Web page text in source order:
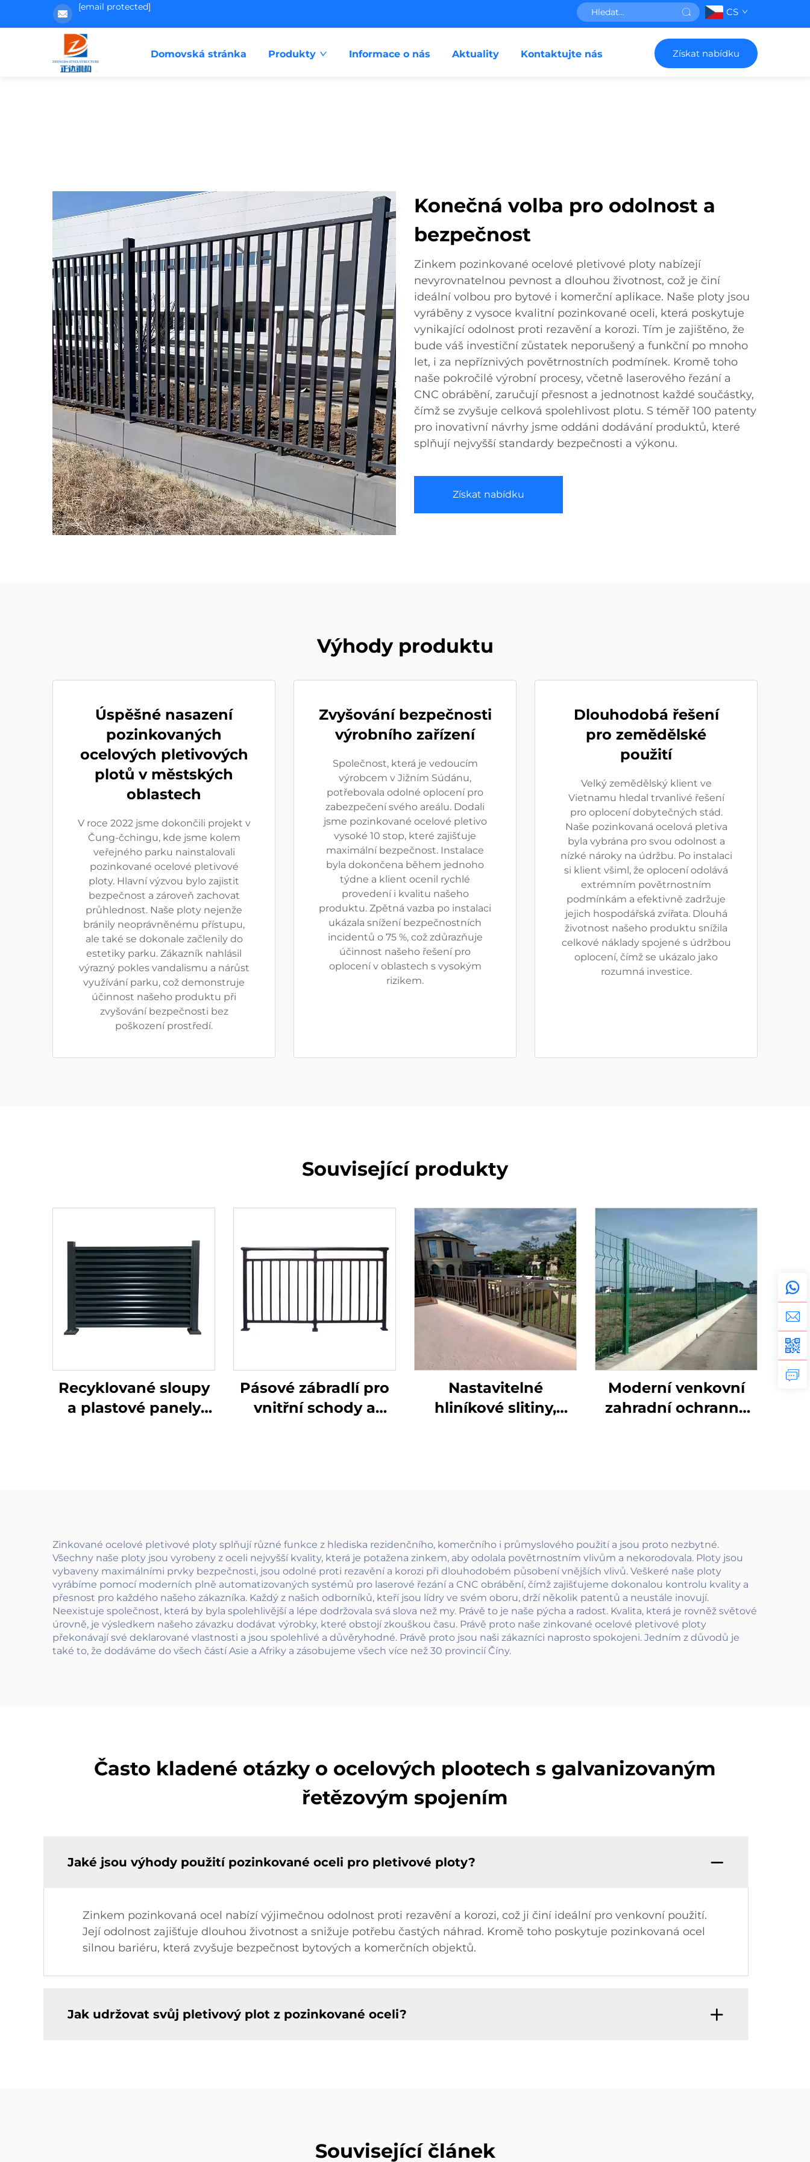
[email protected] CS
Domovská stránka Produkty Informace o nás Aktuality Kontaktujte nás Získat nabídku
Konečná volba pro odolnost a
bezpečnost
Zinkem pozinkované ocelové pletivové ploty nabízejí
nevyrovnatelnou pevnost a dlouhou životnost, což je činí
ideální volbou pro bytové i komerční aplikace. Naše ploty jsou
vyráběny z vysoce kvalitní pozinkované oceli, která poskytuje
vynikající odolnost proti rezavění a korozi. Tím je zajištěno, že
bude váš investiční zůstatek neporušený a funkční po mnoho
let, i za nepříznivých povětrnostních podmínek. Kromě toho
naše pokročilé výrobní procesy, včetně laserového řezání a
CNC obrábění, zaručují přesnost a jednotnost každé součástky,
čímž se zvyšuje celková spolehlivost plotu. S téměř 100 patenty
pro inovativní návrhy jsme oddáni dodávání produktů, které
splňují nejvyšší standardy bezpečnosti a výkonu.
Získat nabídku
Výhody produktu
Úspěšné nasazení
pozinkovaných
ocelových pletivových
plotů v městských
oblastech
V roce 2022 jsme dokončili projekt v
Čung-čchingu, kde jsme kolem
veřejného parku nainstalovali
pozinkované ocelové pletivové
ploty. Hlavní výzvou bylo zajistit
bezpečnost a zároveň zachovat
průhlednost. Naše ploty nejenže
bránily neoprávněnému přístupu,
ale také se dokonale začlenily do
estetiky parku. Zákazník nahlásil
výrazný pokles vandalismu a nárůst
využívání parku, což demonstruje
účinnost našeho produktu při
zvyšování bezpečnosti bez
poškození prostředí.
Zvyšování bezpečnosti
výrobního zařízení
Společnost, která je vedoucím
výrobcem v Jižním Súdánu,
potřebovala odolné oplocení pro
zabezpečení svého areálu. Dodali
jsme pozinkované ocelové pletivo
vysoké 10 stop, které zajišťuje
maximální bezpečnost. Instalace
byla dokončena během jednoho
týdne a klient ocenil rychlé
provedení i kvalitu našeho
produktu. Zpětná vazba po instalaci
ukázala snížení bezpečnostních
incidentů o 75 %, což zdůrazňuje
účinnost našeho řešení pro
oplocení v oblastech s vysokým
rizikem.
Dlouhodobá řešení
pro zemědělské
použití
Velký zemědělský klient ve
Vietnamu hledal trvanlivé řešení
pro oplocení dobytečných stád.
Naše pozinkovaná ocelová pletiva
byla vybrána pro svou odolnost a
nízké nároky na údržbu. Po instalaci
si klient všiml, že oplocení odolává
extrémním povětrnostním
podmínkám a efektivně zadržuje
jejich hospodářská zvířata. Dlouhá
životnost našeho produktu snížila
celkové náklady spojené s údržbou
oplocení, čímž se ukázalo jako
rozumná investice.
Související produkty
Recyklované sloupy
a plastové panely
Pásové zábradlí pro
vnitřní schody a
Nastavitelné
hliníkové slitiny,
Moderní venkovní
zahradní ochranné
oceli
Zinkované ocelové pletivové ploty splňují různé funkce z hlediska rezidenčního, komerčního i průmyslového použití a jsou proto nezbytné.
Všechny naše ploty jsou vyrobeny z oceli nejvyšší kvality, která je potažena zinkem, aby odolala povětrnostním vlivům a nekorodovala. Ploty jsou
vybaveny maximálními prvky bezpečnosti, jsou odolné proti rezavění a korozi při dlouhodobém působení vnějších vlivů. Veškeré naše ploty
vyrábíme pomocí moderních plně automatizovaných systémů pro laserové řezání a CNC obrábění, čímž zajišťujeme dokonalou kontrolu kvality a
přesnost pro každého našeho zákazníka. Každý z našich odborníků, kteří jsou lídry ve svém oboru, drží několik patentů a neustále inovují.
Neexistuje společnost, která by byla spolehlivější a lépe dodržovala svá slova než my. Právě to je naše pýcha a radost. Kvalita, která je rovněž světové
úrovně, je výsledkem našeho závazku dodávat výrobky, které obstojí zkouškou času. Právě proto naše zinkované ocelové pletivové ploty
překonávají své deklarované vlastnosti a jsou spolehlivé a důvěryhodné. Právě proto jsou naši zákazníci naprosto spokojeni. Jedním z důvodů je
také to, že dodáváme do všech částí Asie a Afriky a zásobujeme všech více než 30 provincií Číny.
Často kladené otázky o ocelových plootech s galvanizovaným
řetězovým spojením
Jaké jsou výhody použití pozinkované oceli pro pletivové ploty?
Zinkem pozinkovaná ocel nabízí výjimečnou odolnost proti rezavění a korozi, což ji činí ideální pro venkovní použití.
Její odolnost zajišťuje dlouhou životnost a snižuje potřebu častých náhrad. Kromě toho poskytuje pozinkovaná ocel
silnou bariéru, která zvyšuje bezpečnost bytových a komerčních objektů.
Jak udržovat svůj pletivový plot z pozinkované oceli?
Související článek